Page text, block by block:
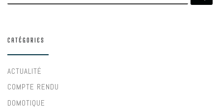
CATÉGORIES
ACTUALITÉ
COMPTE RENDU
DOMOTIQUE